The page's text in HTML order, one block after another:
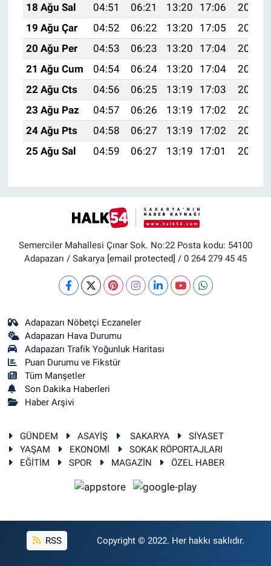
18 Ağu Sal
04:51 06:21 13:20 17:06
20:10
19 Ağu Çar
04:52 06:22 13:20 17:05
20:08
20 Ağu Per
04:53 06:23 13:20 17:04
20:07
21 Ağu Cum
04:54 06:24 13:20 17:04
20:06
22 Ağu Cts
04:56 06:25 13:19 17:03
20:04
23 Ağu Paz
04:57 06:26 13:19 17:02
20:03
24 Ağu Pts
04:58 06:27 13:19 17:02
20:01
25 Ağu Sal
04:59 06:27 13:19 17:01 20:00
Semerciler Mahallesi Çınar Sok. No:22 Posta kodu: 54100
Adapazarı / Sakarya [email protected] / 0 264 279 45 45
Adapazarı Nöbetçi Eczaneler
Adapazarı Hava Durumu
Adapazarı Trafik Yoğunluk Haritası
Puan Durumu ve Fikstür
Tüm Manşetler
Son Dakika Haberleri
Haber Arşivi
GÜNDEM ASAYİŞ SAKARYA
SİYASET
YAŞAM
EKONOMİ
SOKAK RÖPORTAJLARI
EĞİTİM
SPOR MAGAZİN ÖZEL HABER
RSS Copyright © 2022. Her hakkı saklıdır.